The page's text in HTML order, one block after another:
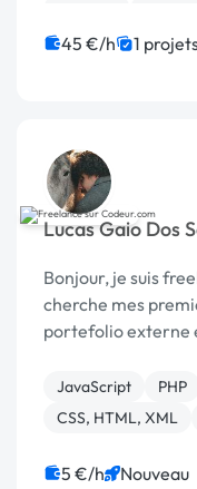
45 €/h 1
Lucas Gaio Dos
Bonjour, je suis
cherche mes
portefolio externe
JavaScript PHP
CSS, HTML, XML
5 €/h Nouveau